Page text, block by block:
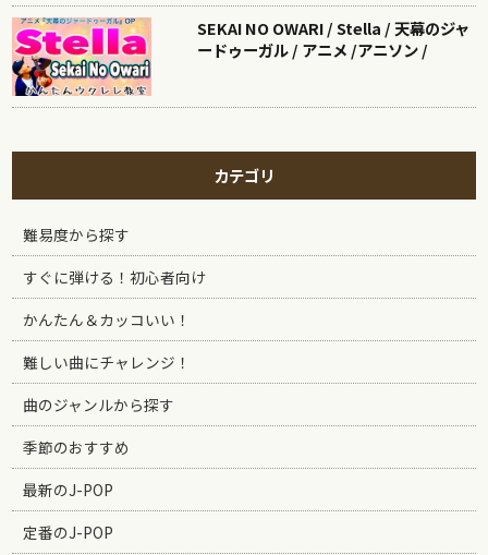
SEKAI NO OWARI / Stella / 天幕のジャ
ードゥーガル / アニメ /アニソン /
カテゴリ
難易度から探す
すぐに弾ける！初心者向け
かんたん＆カッコいい！
難しい曲にチャレンジ！
曲のジャンルから探す
季節のおすすめ
最新のJ-POP
定番のJ-POP